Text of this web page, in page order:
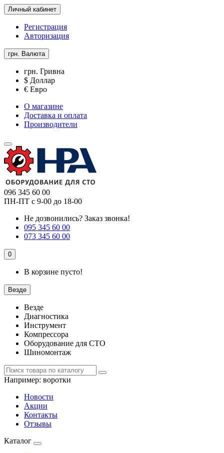
Личный кабинет
Регистрация
Авторизация
грн. Валюта
грн. Гривна
$ Доллар
€ Евро
О магазине
Доставка и оплата
Производители
096 345 60 00
ПН-ПТ с 9-00 до 18-00
Не дозвонились? Заказ звонка!
095 345 60 00
073 345 60 00
0
В корзине пусто!
Везде
Везде
Диагностика
Инструмент
Компрессора
Оборудование для СТО
Шиномонтаж
Например: воротки
Новости
Акции
Контакты
Отзывы
Каталог